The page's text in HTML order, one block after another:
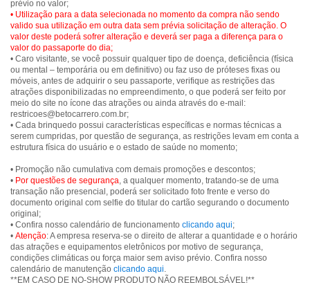
• Utilização para a data selecionada no momento da compra não sendo
valido sua utilização em outra data sem prévia solicitação de alteração. O
valor deste poderá sofrer alteração e deverá ser paga a diferença para o
valor do passaporte do dia;
• Caro visitante, se você possuir qualquer tipo de doença, deficiência (física
ou mental – temporária ou em definitivo) ou faz uso de próteses fixas ou
móveis, antes de adquirir o seu passaporte, verifique as restrições das
atrações disponibilizadas no empreendimento, o que poderá ser feito por
meio do site no ícone das atrações ou ainda através do e-mail:
restricoes@betocarrero.com.br;
• Cada brinquedo possui características específicas e normas técnicas a
serem cumpridas, por questão de segurança, as restrições levam em conta a
estrutura física do usuário e o estado de saúde no momento;
• Promoção não cumulativa com demais promoções e descontos;
• Por questões de segurança, a qualquer momento, tratando-se de uma
transação não presencial, poderá ser solicitado foto frente e verso do
documento original com selfie do titular do cartão segurando o documento
original;
• Confira nosso calendário de funcionamento clicando aqui;
• Atenção: A empresa reserva-se o direito de alterar a quantidade e o horário
das atrações e equipamentos eletrônicos por motivo de segurança,
condições climáticas ou força maior sem aviso prévio. Confira nosso
calendário de manutenção clicando aqui.